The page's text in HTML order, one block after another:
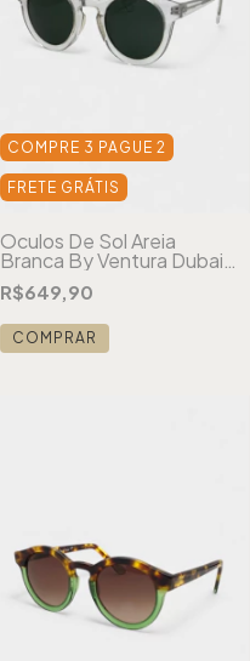
COMPRE 3 PAGUE 2
FRETE GRÁTIS
Óculos De Sol Areia
Branca By Ventura Dubai
Cristal
R$649,90
COMPRAR